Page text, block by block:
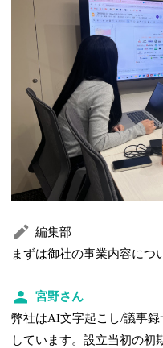
編集部
まずは御社の事業内容につ
宮野さん
弊社はAI文字起こし/議事録
しています。設立当初の初